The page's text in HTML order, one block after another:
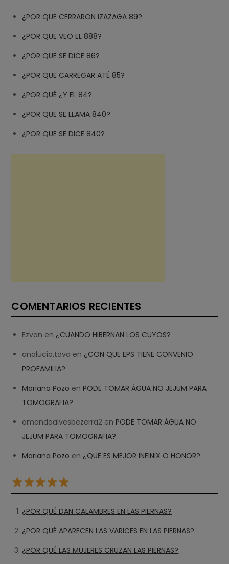
¿POR QUE CERRARON IZAZAGA 89?
¿POR QUE VEO EL 888?
¿POR QUE SE DICE 86?
¿POR QUE CARREGAR ATÉ 85?
¿POR QUÉ ¿Y EL 84?
¿POR QUE SE LLAMA 840?
¿POR QUE SE DICE 840?
COMENTARIOS RECIENTES
Ezvan en ¿CUANDO HIBERNAN LOS CUYOS?
analucia.tova en ¿CON QUE EPS TIENE CONVENIO
PROFAMILIA?
Mariana Pozo enPODE TOMAR ÁGUA NO JEJUM PARA
TOMOGRAFIA?
amandaalvesbezerra2 enPODE TOMAR ÁGUA NO
JEJUM PARA TOMOGRAFIA?
Mariana Pozo en ¿QUE ES MEJOR INFINIX O HONOR?
¿POR QUÉ DAN CALAMBRES EN LAS PIERNAS?
¿POR QUÉ APARECEN LAS VARICES EN LAS PIERNAS?
¿POR QUÉ LAS MUJERES CRUZAN LAS PIERNAS?